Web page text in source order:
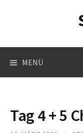
MENÜ
Tag 4 + 5